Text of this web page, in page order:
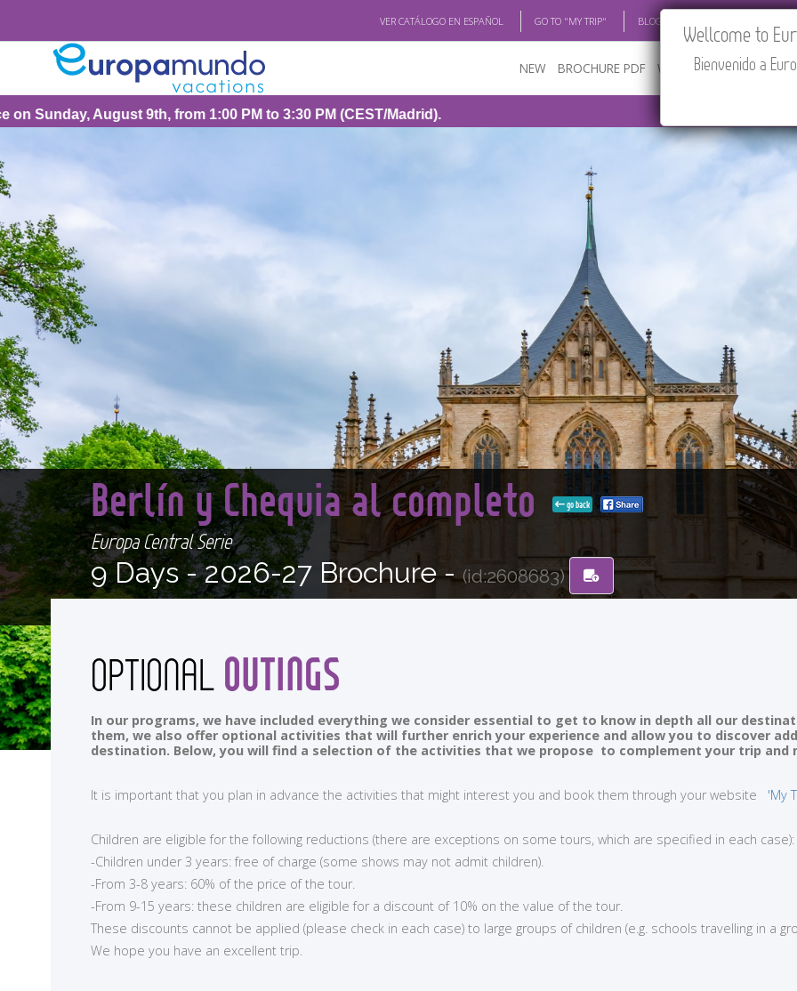
VER CATÁLOGO EN ESPAÑOL GO TO "MY TRIP" BLOG
NEW BROCHURE PDF WHERE TO BUY
9th, from 1:00 PM to 3:30 PM (CEST/Madrid).
Berlín y Chequia al completo go back
Europa Central Serie
9 Days -2026-27 Brochure -(id:2608683)
OPTIONALOUTINGS
In our programs, we have included everything we consider essential to get to know in depth all our
them, we also offer optional activities that will further enrich your experience and allow you to discover
destination. Below, you will find a selection of the activities that we propose to complement your trip
It is important that you plan in advance the activities that might interest you and book them through your website 'My
Children are eligible for the following reductions (there are exceptions on some tours, which are specified in each case):
-Children under 3 years: free of charge (some shows may not admit children).
-From 3-8 years: 60% of the price of the tour.
-From 9-15 years: these children are eligible for a discount of 10% on the value of the tour.
These discounts cannot be applied (please check in each case) to large groups of children (e.g. schools travelling in a
We hope you have an excellent trip.
Wellcome to
Bienvenido a